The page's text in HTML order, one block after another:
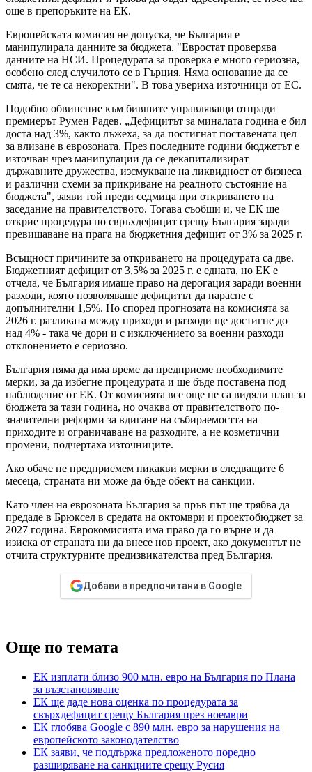
още в препоръките на ЕК.
Европейската комисия не допуска, че България е
манипулирала данните за бюджета. "Евростат проверява
данните на НСИ. Процедурата за проверка е много сериозна,
особено след случилото се в Гърция. Няма основание да се
смята, че те са некоректни". В това увериха източници от ЕС.
Подобно обвинение към бившите управляващи отпради
премиерът Румен Радев. „Дефицитът за миналата година е бил
доста над 3%, както лъжеха, за да постигнат поставената цел
за влизане в еврозоната. През последните години бюджетът е
източван чрез манипулации да се декапитализират
държавните дружества, изсмукване на ликвидност от бизнеса
и различни схеми за прикриване на реалното състояние на
бюджета", заяви той преди седмица при откриването на
заседание на правителството. Тогава съобщи и, че ЕК ще
открие процедура по свръхдефицит срещу България заради
превишаване на прага на бюджетния дефицит от 3% за 2025 г.
Всъщност причините за откриването на процедурата са две.
Бюджетният дефицит от 3,5% за 2025 г. е едната, но ЕК е
отчела, че България имаше право на дерогация заради военни
разходи, която позволяваше дефицитът да нарасне с
допълнителни 1,5%. Но според прогнозата на комисията за
2026 г. разликата между приходи и разходи ще достигне до
над 4% - така че дори и с изключението за военни разходи
отклонението е сериозно.
България няма да има време да предприеме необходимите
мерки, за да избегне процедурата и ще бъде поставена под
наблюдение от ЕК. От комисията все още не са видяли план за
бюджета за тази година, но очаква от правителството по-
значителни реформи за вдигане на събираемостта на
приходите и ограничаване на разходите, а не козметични
промени, подчертаха източниците.
Ако обаче не предприемем никакви мерки в следващите 6
месеца, страната ни може да бъде обект на санкции.
Като член на еврозоната България за пръв път ще трябва да
предаде в Брюксел в средата на октомври и проектобюджет за
2027 година. Еврокомисията има право да го върне и да
изиска от страната ни да внесе нов проект, ако документът не
отчита структурните предизвикателства пред България.
Добави в предпочитани в Google
Още по темата
ЕК изплати близо 900 млн. евро на България по Плана
за възстановяване
ЕК ще даде нова оценка по процедурата за
свърхдефицит срещу България през ноември
ЕК глобява Google с 890 млн. евро за нарушения на
европейското законодателство
ЕК заяви, че поддържа предложеното поредно
разширяване на санкциите срещу Русия